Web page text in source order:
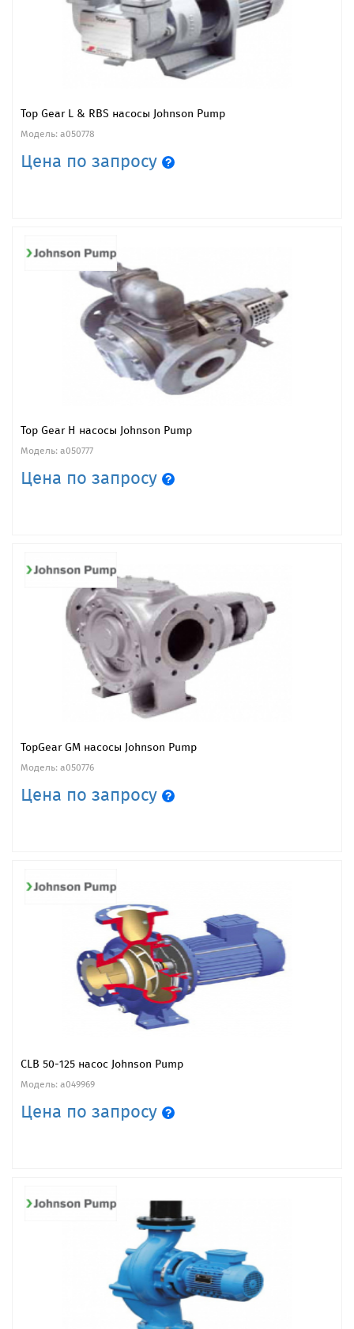
Top Gear L & RBS насосы Johnson Pump
Модель: a050778
Цена по запросу
Top Gear H насосы Johnson Pump
Модель: a050777
Цена по запросу
TopGear GM насосы Johnson Pump
Модель: a050776
Цена по запросу
CLB 50-125 насос Johnson Pump
Модель: a049969
Цена по запросу